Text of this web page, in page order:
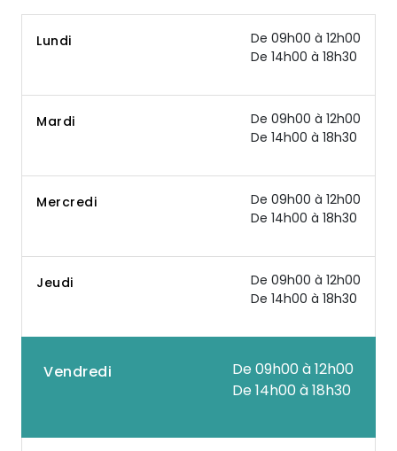
Lundi
De 09h00 à 12h00
De 14h00 à 18h30
Mardi
De 09h00 à 12h00
De 14h00 à 18h30
Mercredi
De 09h00 à 12h00
De 14h00 à 18h30
Jeudi
De 09h00 à 12h00
De 14h00 à 18h30
Vendredi
De 09h00 à 12h00
De 14h00 à 18h30